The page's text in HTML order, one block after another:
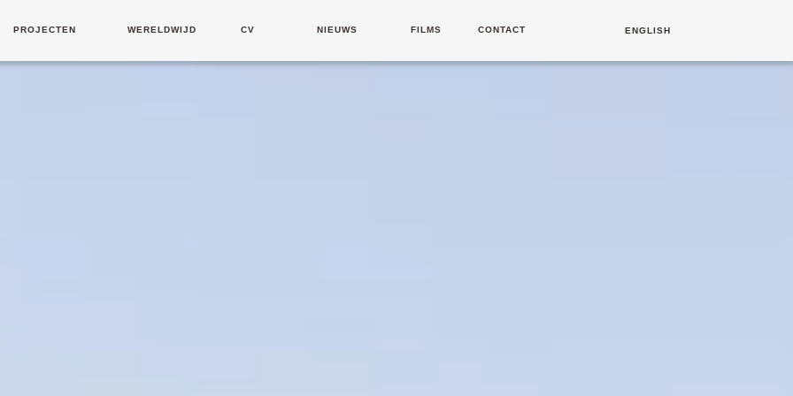
PROJECTEN WERELDWIJD CV NIEUWS FILMS CONTACT ENGLISH